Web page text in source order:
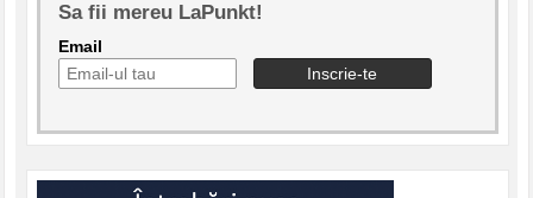
Sa fii mereu LaPunkt!
Email